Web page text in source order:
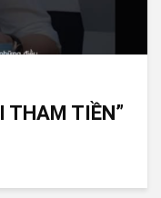
THAM TIỀN”